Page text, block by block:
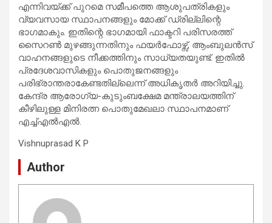
എന്നിവയ്ക്ക് പുറമെ സമീപത്തെ ആശുപത്രികളും
വ്യവസായ സ്ഥാപനങ്ങളും മോക്ക് ഡ്രില്ലിന്റെ
ഭാഗമാകും. ഇതിന്റെ ഭാഗമായി ഫാക്ടറി പരിസരത്ത്
സൈറൺ മുഴങ്ങുന്നതിനും ഫയർഫോഴ്സ്, ആംബുലൻസ്
വാഹനങ്ങളുടെ നീക്കത്തിനും സാധ്യതയുണ്ട്. ഇതിൽ
പ്രദേശവാസികളും പൊതുജനങ്ങളും
പരിഭ്രാന്തരാകേണ്ടതില്ലെന്ന് അധികൃതർ അറിയിച്ചു.
കേന്ദ്ര ആരോഗ്യ-കുടുംബക്ഷേമ മന്ത്രാലയത്തിന്
കീഴിലുള്ള മിനിരത്ന പൊതുമേഖലാ സ്ഥാപനമാണ്
എച്ച്എല്‍എല്‍.
Vishnuprasad K P
Author